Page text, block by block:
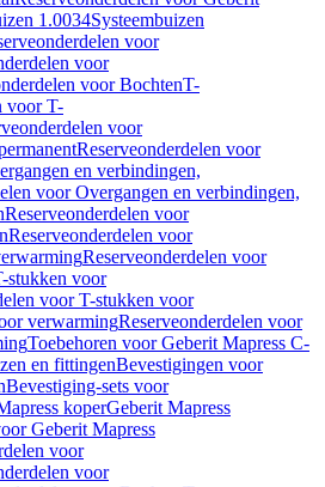
1.0034Systeembuizen
voor
voor
voor BochtenT-
voor T-
voor
Reserveonderdelen voor
en verbindingen,
voor Overgangen en verbindingen,
Reserveonderdelen voor
Reserveonderdelen voor
Reserveonderdelen voor
stukken voor
voor T-stukken voor
verwarmingReserveonderdelen voor
Toebehoren voor Geberit Mapress C-
en fittingenBevestigingen voor
Bevestiging-sets voor
koperGeberit Mapress
Geberit Mapress
voor
voor